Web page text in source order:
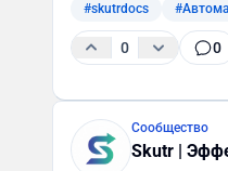
#skutrdocs
0 0
Сообщество
Skutr |